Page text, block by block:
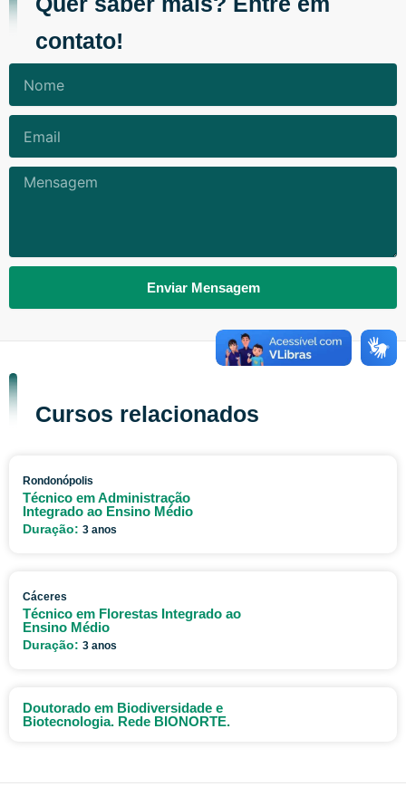
contato!
Mensagem
Enviar Mensagem
Cursos relacionados
Rondonópolis
Técnico em Administração
Integrado ao Ensino Médio
Duração: 3 anos
Cáceres
Técnico em Florestas Integrado ao
Ensino Médio
Duração: 3 anos
Doutorado em Biodiversidade e
Biotecnologia. Rede BIONORTE.